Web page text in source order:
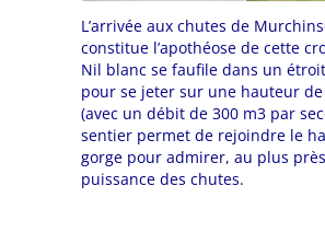
L’arrivée aux chutes de
constitue l’apothéose de cette
Nil blanc se faufile dans un
pour se jeter sur une hauteur
(avec un débit de 300 m3 par
sentier permet de rejoindre le
gorge pour admirer, au plus
puissance des chutes.